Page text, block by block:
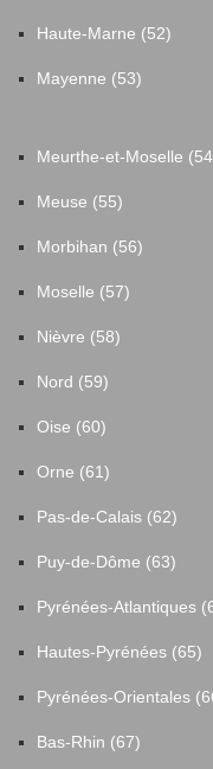
Haute-Marne (52)
Mayenne (53)
Meurthe-et-Moselle
Meuse (55)
Morbihan (56)
Moselle (57)
Nièvre (58)
Nord (59)
Oise (60)
Orne (61)
Pas-de-Calais (62)
Puy-de-Dôme (63)
Pyrénées-Atlantiques
Hautes-Pyrénées (65)
Pyrénées-Orientales
Bas-Rhin (67)